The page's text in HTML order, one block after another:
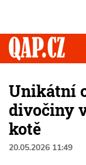
Unikátní
divočiny
kotě
20.05.2026 11:49